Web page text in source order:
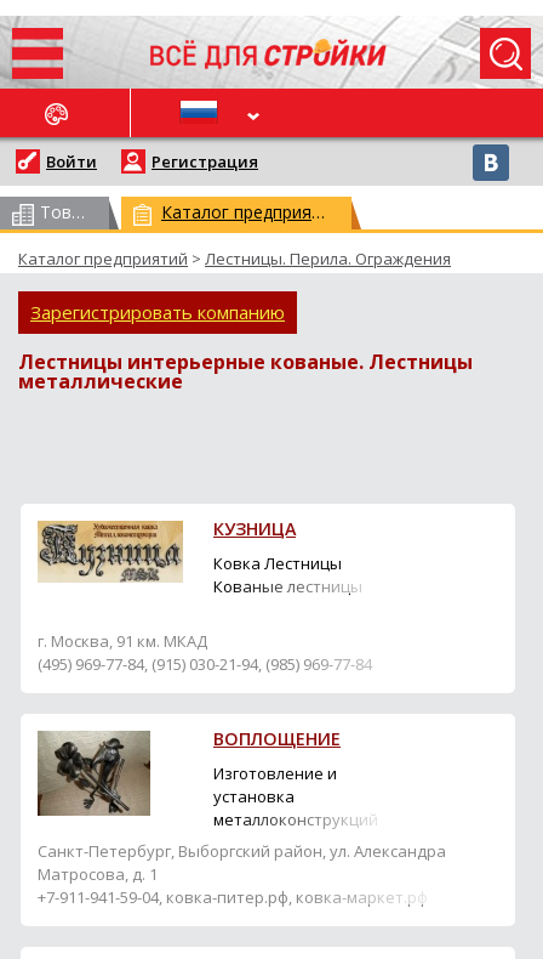
НОВОСТИ
Войти Регистрация
Товарный каталог (всего 62959)Каталог предприятий (всего 29773)
Каталог предприятий > Лестницы. Перила. Ограждения
Зарегистрировать компанию
Лестницы интерьерные кованые. Лестницы
металлические
КУЗНИЦА
Ковка Лестницы
Кованые лестницы
г. Москва, 91 км. МКАД
(495) 969-77-84, (915) 030-21-94, (985) 969-77-84
ВОПЛОЩЕНИЕ
Изготовление и
установка
металлоконструкций
различного
назначения:кованые
ворота, заборы,
огражденияю навесы,
Санкт-Петербург, Выборгский район, ул. Александра
Матросова, д. 1
+7-911-941-59-04, ковка-питер.рф, ковка-маркет.рф